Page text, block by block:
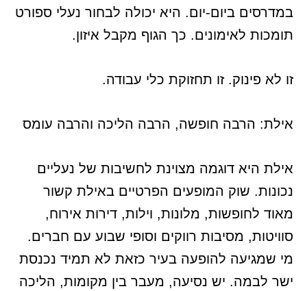
במדרסים ביום-יום. היא יכולה לבחור נעלי ספורט
תומכות לאימונים. כך הגוף מקבל איזון.
זו לא פינוק. זו תחזוקת כלי עבודה.
אילת: הרבה חופשה, הרבה הליכה והרבה עומס
אילת היא דוגמה מצוינת לחשיבות של נעליים
נכונות. שוק המופעים הפרטיים באילת קשור
מאוד לחופשות, מלונות, וילות, דירות אירוח,
סוויטות, מסיבות רווקים וסופי שבוע עם חברים.
מי שמגיעה להופעה בעיר כזאת לא תמיד נכנסת
ישר לבמה. יש נסיעה, מעבר בין מקומות, הליכה